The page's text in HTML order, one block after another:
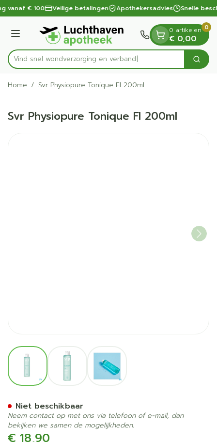
Ga naar de inhoud
1 van 1
vanaf € 100 Veilige betalingen Apothekersadvies Snelle
Menu
Product, merk, categorie...
Vind snel wondverzorging en Zoek
0 artikelen
€ 0,00
0
Home / Svr Physiopure Tonique Fl 200ml
Svr Physiopure Tonique Fl 200ml
View larger imageView larger imageView larger image
€ 18,90
Niet beschikbaar
Neem contact op met ons via telefoon of e-mail, dan
bekijken we samen de mogelijkheden.